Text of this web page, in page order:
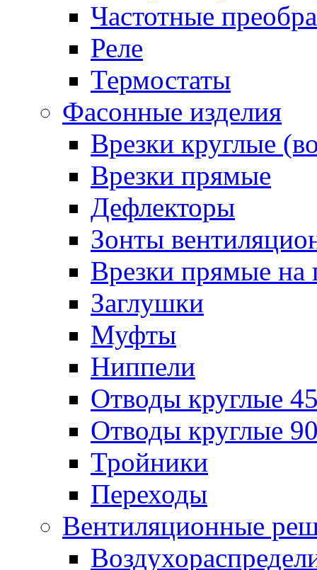
Частотные
Реле
Термостаты
Фасонные изделия
Врезки круглые
Врезки прямые
Дефлекторы
Зонты
Врезки прямые на
Заглушки
Муфты
Ниппели
Отводы круглые
Отводы круглые
Тройники
Переходы
Вентиляционные